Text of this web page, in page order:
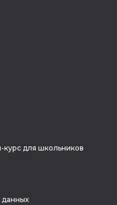
для школьников
данных